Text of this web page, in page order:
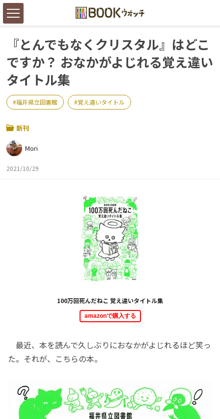
『とんでもなくクリスタル』はどこ
ですか？ おなかがよじれる覚え違い
タイトル集
福井県立図書館 覚え違いタイトル
新刊
Mori
2021/10/29
100万回死んだねこ 覚え違いタイトル集
amazonで購入する
最近、本を読んで久しぶりにおなかがよじれるほど笑っ
た。それが、こちらの本。